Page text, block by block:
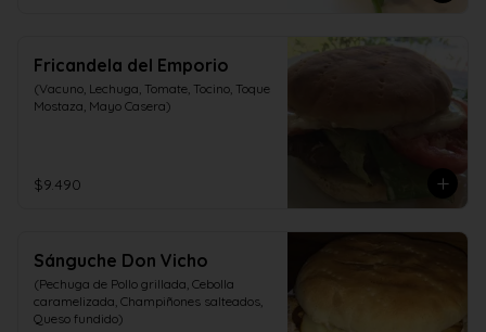
Fricandela del Emporio
(Vacuno, Lechuga, Tomate, Tocino, Toque
Mostaza, Mayo Casera)
$9.490
Sánguche Don Vicho
(Pechuga de Pollo grillada, Cebolla
caramelizada, Champiñones salteados,
Queso fundido)